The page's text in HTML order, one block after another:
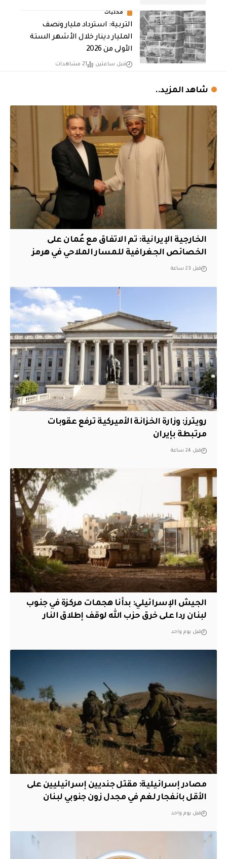
محليات
التربية: استرداد مليار ونصف
المليار دينار خلال الأشهر الستة
الأولى من 2026
قبل ساعتين 21 مشاهدات
شاهد المزيد..
‏الخارجية الإيرانية: تم الاتفاق مع عُمان على
الخصائص الجغرافية للمسار الملاحي في هرمز
قبل 23 ساعة
‏رويترز: وزارة الخزانة الأميركية ترفع عقوبات
مرتبطة بإيران
قبل 24 ساعة
الجيش الإسرائيلي: بدأنا هجمات مركزة في جنوب
لبنان ردا على خرق حزب الله لوقف إطلاق النار
قبل يوم واحد
مصادر إسرائيلية: مقتل جنديين إسرائيليين على
الأقل بانفجار لغم في مجدل زون جنوبي لبنان
قبل يوم واحد